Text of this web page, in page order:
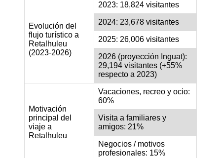
Evolución del
flujo turístico a
Retalhuleu
(2023-2026)
2023: 18,824 visitantes
2024: 23,678 visitantes
2025: 26,006 visitantes
2026 (proyección Inguat):
29,194 visitantes (+55%
respecto a 2023)
Motivación
principal del
viaje a
Retalhuleu
Vacaciones, recreo y ocio:
60%
Visita a familiares y
amigos: 21%
Negocios / motivos
profesionales: 15%